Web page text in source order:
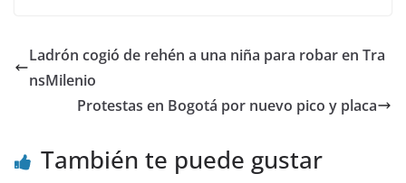
Ladrón cogió de rehén a una niña para robar en Tra
nsMilenio
Protestas en Bogotá por nuevo pico y placa
También te puede gustar